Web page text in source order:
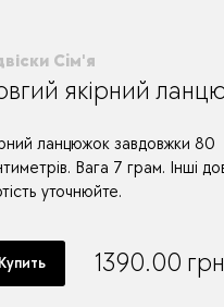
Сiм'я
якірний
ланцюжок завдовжки 80
Вага 7 грам. Інші
уточнюйте.
Купить 1390.00